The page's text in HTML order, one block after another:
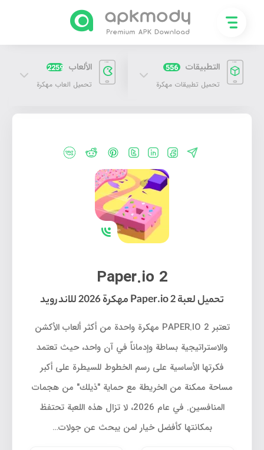
التطبيقات 556
تحميل تطبيقات مهكرة
الألعاب 2259
تحميل العاب مهكرة
Paper.io 2
تحميل لعبة Paper.io 2 مهكرة 2026 للاندرويد
تعتبر PAPER.IO 2 مهكرة واحدة من أكثر ألعاب الأكشن
والاستراتيجية بساطة وإدماناً في آن واحد، حيث تعتمد
فكرتها الأساسية على رسم الخطوط للسيطرة على أكبر
مساحة ممكنة من الخريطة مع حماية "ذيلك" من هجمات
المنافسين. في عام 2026، لا تزال هذه اللعبة تحتفظ
بمكانتها كأفضل خيار لمن يبحث عن جولات…